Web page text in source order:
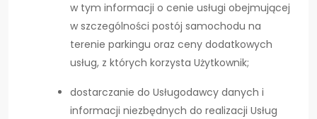
w tym informacji o cenie usługi obejmującej
w szczególności postój samochodu na
terenie parkingu oraz ceny dodatkowych
usług, z których korzysta Użytkownik;
dostarczanie do Usługodawcy danych i
informacji niezbędnych do realizacji Usług